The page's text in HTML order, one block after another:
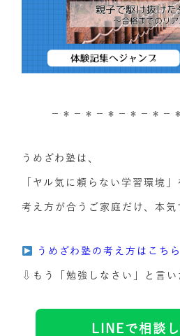
－＊－＊－＊－＊－＊－
うめざわ塾は、
「ヤル気に頼らない学習環境」
考え方が合うご家庭だけ、本気
うめざわ塾の考え方はこちら
⇩もう「勉強しなさい」と言
LINEで相談